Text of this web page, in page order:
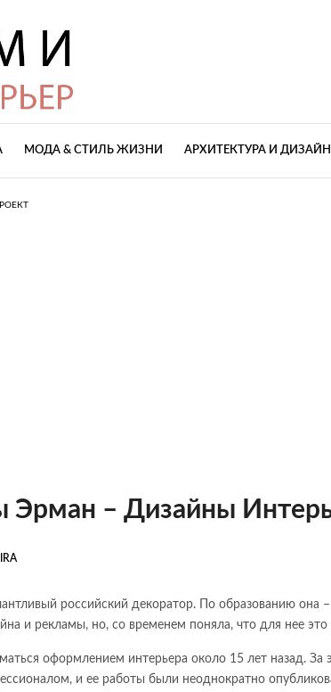
МОДА & СТИЛЬ ЖИЗНИ АРХИТЕКТУРА И ДИЗАЙН
Эрман – Дизайны
российский декоратор. По образованию она
и рекламы, но, со временем поняла, что для нее
оформлением интерьера около 15 лет назад.
и ее работы были неоднократно